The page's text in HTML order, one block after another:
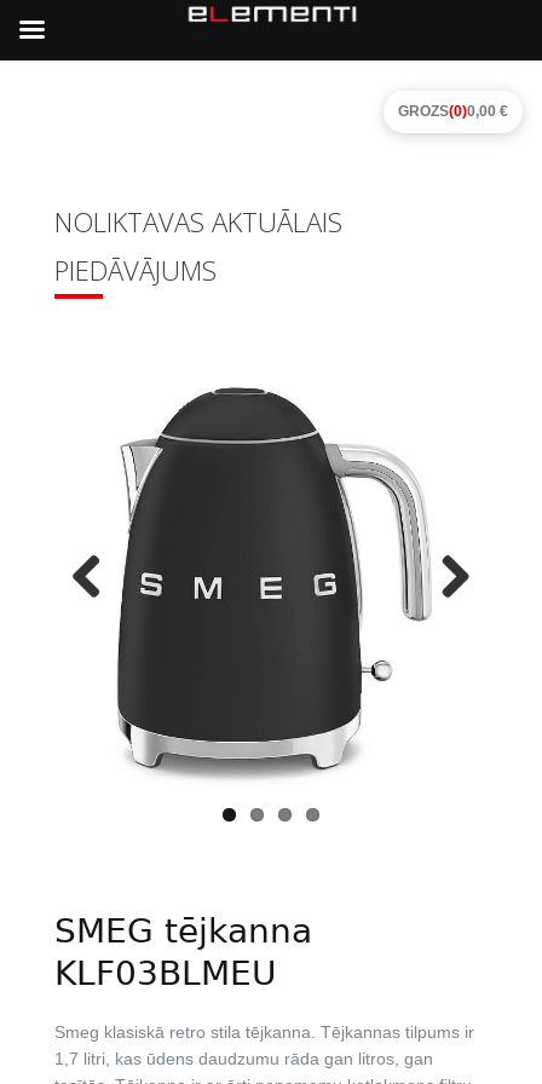
NOLIKTAVAS AKTUĀLAIS
PIEDĀVĀJUMS
Previous
SMEG tējkanna
KLF03BLMEU
Smeg klasiskā retro stila tējkanna. Tējkannas tilpums ir
1,7 litri, kas ūdens daudzumu rāda gan litros, gan
GROZS(0)0,00 €